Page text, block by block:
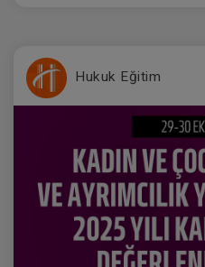
Hukuk Eğitim